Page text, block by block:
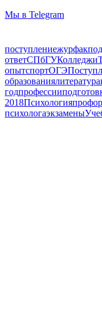
Мы в Telegram
поступлениежурфак
ответСПбГУКолледжи
опытспортОГЭ
образованиялитература
годпрофессии
2018Психология
психологаэкзамены